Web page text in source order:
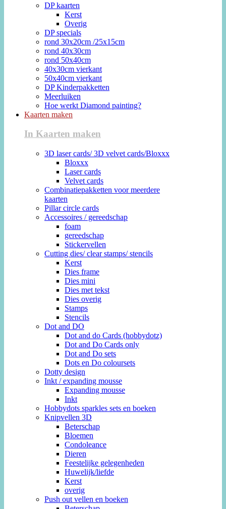
DP kaarten
Kerst
Overig
DP specials
rond 30x20cm /25x15cm
rond 40x30cm
rond 50x40cm
40x30cm vierkant
50x40cm vierkant
DP Kinderpakketten
Meerluiken
Hoe werkt Diamond painting?
Kaarten maken
In Kaarten maken
3D laser cards/ 3D velvet cards/Bloxxx
Bloxxx
Laser cards
Velvet cards
Combinatiepakketten voor meerdere
kaarten
Pillar circle cards
Accessoires / gereedschap
foam
gereedschap
Stickervellen
Cutting dies/ clear stamps/ stencils
Kerst
Dies frame
Dies mini
Dies met tekst
Dies overig
Stamps
Stencils
Dot and DO
Dot and do Cards (hobbydotz)
Dot and Do Cards only
Dot and Do sets
Dots en Do coloursets
Dotty design
Inkt / expanding mousse
Expanding mousse
Inkt
Hobbydots sparkles sets en boeken
Knipvellen 3D
Beterschap
Bloemen
Condoleance
Dieren
Feestelijke gelegenheden
Huwelijk/liefde
Kerst
overig
Push out vellen en boeken